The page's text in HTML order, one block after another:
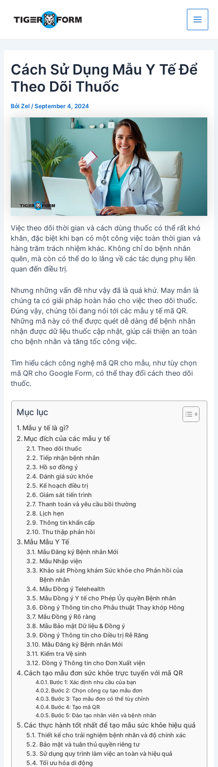
Main
Cách Sử Dụng Mẫu Y Tế Để
Theo Dõi Thuốc
BởiZel/September 4, 2024
Việc theo dõi thời gian và cách dùng thuốc có thể rất khó
khăn, đặc biệt khi bạn có một công việc toàn thời gian và
hàng trăm trách nhiệm khác. Không chỉ do bệnh nhân
quên, mà còn có thể do lo lắng về các tác dụng phụ liên
quan đến điều trị.
Nhưng những vấn đề như vậy đã là quá khứ. May mắn là
chúng ta có giải pháp hoàn hảo cho việc theo dõi thuốc.
Đúng vậy, chúng tôi đang nói tới các mẫu y tế mã QR.
Những mã này có thể được quét dễ dàng để bệnh nhân
nhận được dữ liệu thuốc cập nhật, giúp cải thiện an toàn
cho bệnh nhân và tăng tốc công việc.
Tìm hiểu cách công nghệ mã QR cho mẫu, như tùy chọn
mã QR cho Google Form, có thể thay đổi cách theo dõi
thuốc.
Mục lục
Mẫu y tế là gì?
Mục đích của các mẫu y tế
Theo dõi thuốc
Tiếp nhận bệnh nhân
Hồ sơ đồng ý
Đánh giá sức khỏe
Kế hoạch điều trị
Giám sát tiến trình
Thanh toán và yêu cầu bồi thường
Lịch hẹn
Thông tin khẩn cấp
Thu thập phản hồi
Mẫu Mẫu Y Tế
Mẫu Đăng ký Bệnh nhân Mới
Mẫu Nhập viện
Khảo sát Phòng khám Sức khỏe cho Phản hồi của
Bệnh nhân
Mẫu Đồng ý Telehealth
Mẫu Đồng ý Y tế cho Phép Ủy quyền Bệnh nhân
Đồng ý Thông tin cho Phẫu thuật Thay khớp Hông
Mẫu Đồng ý Rõ ràng
Mẫu Bảo mật Dữ liệu & Đồng ý
Đồng ý Thông tin cho Điều trị Rễ Răng
Mẫu Đăng ký Bệnh nhân Mới
Kiểm tra Vệ sinh
Đồng ý Thông tin cho Đơn Xuất viện
Cách tạo mẫu đơn sức khỏe trực tuyến với mã QR
Bước 1: Xác định nhu cầu của bạn
Bước 2: Chọn công cụ tạo mẫu đơn
Bước 3: Tạo mẫu đơn có thể tùy chỉnh
Bước 4: Tạo mã QR
Bước 5: Đào tạo nhân viên và bệnh nhân
Các thực hành tốt nhất để tạo mẫu sức khỏe hiệu quả
Thiết kế cho trải nghiệm bệnh nhân và độ chính xác
Bảo mật và tuân thủ quyền riêng tư
Sử dụng quy trình làm việc an toàn và hiệu quả
Tối ưu hóa di động